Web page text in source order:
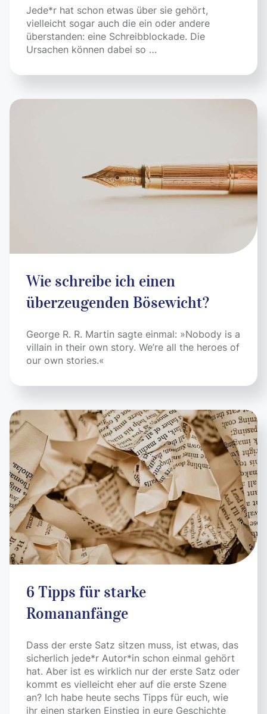
Jede*r hat schon etwas über sie gehört,
vielleicht sogar auch die ein oder andere
überstanden: eine Schreibblockade. Die
Ursachen können dabei so …
Wie schreibe ich einen
überzeugenden Bösewicht?
George R. R. Martin sagte einmal: »Nobody is a
villain in their own story. We’re all the heroes of
our own stories.«
6 Tipps für starke
Romananfänge
Dass der erste Satz sitzen muss, ist etwas, das
sicherlich jede*r Autor*in schon einmal gehört
hat. Aber ist es wirklich nur der erste Satz oder
kommt es vielleicht eher auf die erste Szene
an? Ich habe heute sechs Tipps für euch, wie
ihr einen starken Einstieg in eure Geschichte